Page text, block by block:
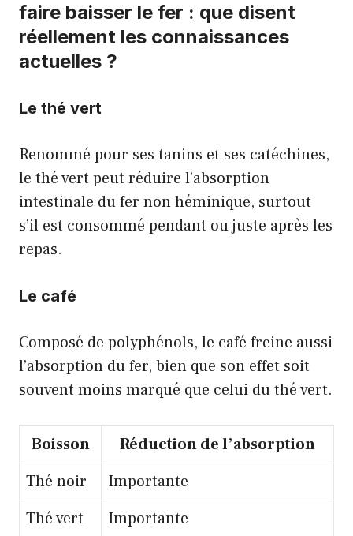
faire baisser le fer : que disent
réellement les connaissances
actuelles ?
Le thé vert
Renommé pour ses tanins et ses catéchines,
le thé vert peut réduire l’absorption
intestinale du fer non héminique, surtout
s’il est consommé pendant ou juste après les
repas.
Le café
Composé de polyphénols, le café freine aussi
l’absorption du fer, bien que son effet soit
souvent moins marqué que celui du thé vert.
Boisson
Réduction de l’absorption
Thé noir
Importante
Thé vert
Importante